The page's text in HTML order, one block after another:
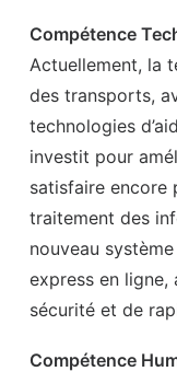
Compétence
Actuellement, la
des transports,
technologies
investit pour
satisfaire encore
traitement des
nouveau
express en ligne,
sécurité et de
Compétence